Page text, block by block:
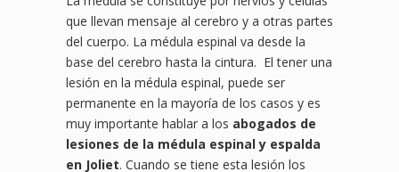
que llevan mensaje al cerebro y a otras partes
del cuerpo. La médula espinal va desde la
base del cerebro hasta la cintura. El tener una
lesión en la médula espinal, puede ser
permanente en la mayoría de los casos y es
muy importante hablar a los abogados de
lesiones de la médula espinal y espalda
en Joliet. Cuando se tiene esta lesión los